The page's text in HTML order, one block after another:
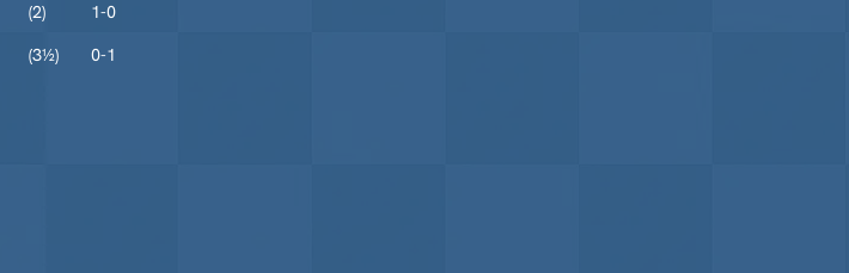
(2)
1-0
(3½) 0-1